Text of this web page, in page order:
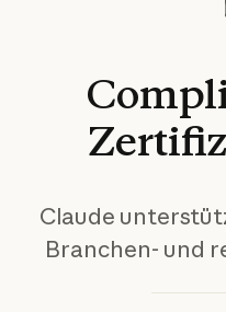
Claude
Branchen- und